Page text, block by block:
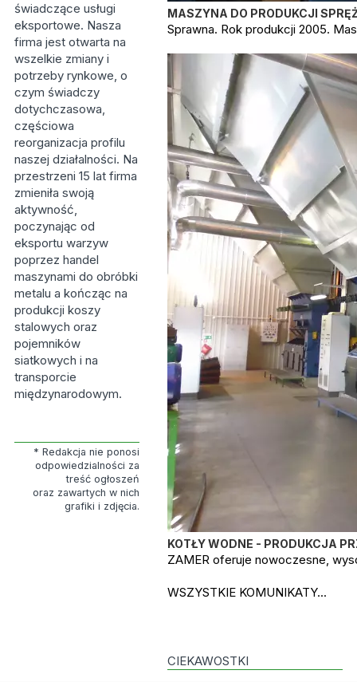
świadczące usługi
eksportowe. Nasza
firma jest otwarta na
wszelkie zmiany i
potrzeby rynkowe, o
czym świadczy
dotychczasowa,
częściowa
reorganizacja profilu
naszej działalności. Na
przestrzeni 15 lat firma
zmieniła swoją
aktywność,
poczynając od
eksportu warzyw
poprzez handel
maszynami do obróbki
metalu a kończąc na
produkcji koszy
stalowych oraz
pojemników
siatkowych i na
transporcie
międzynarodowym.
* Redakcja nie ponosi
odpowiedzialności za
treść ogłoszeń
oraz zawartych w nich
grafiki i zdjęcia.
MASZYNA DO PRODUKCJI
Sprawna. Rok produkcji 2005.
KOTŁY WODNE - PRODUKCJA
ZAMER oferuje nowoczesne,
WSZYSTKIE KOMUNIKATY...
CIEKAWOSTKI